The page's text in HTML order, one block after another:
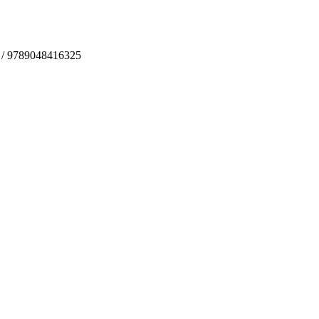
9789048416325